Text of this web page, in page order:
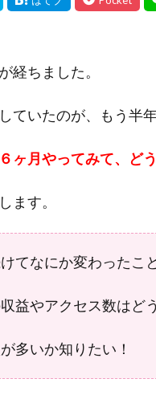
経ちました。
ていたのが、もう半
ヶ月やってみて、ど
ます。
てなにか変わったこ
益やアクセス数はど
多いか知りたい！